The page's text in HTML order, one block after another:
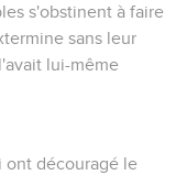
s'obstinent à faire
sans leur
lui-même
ont découragé le